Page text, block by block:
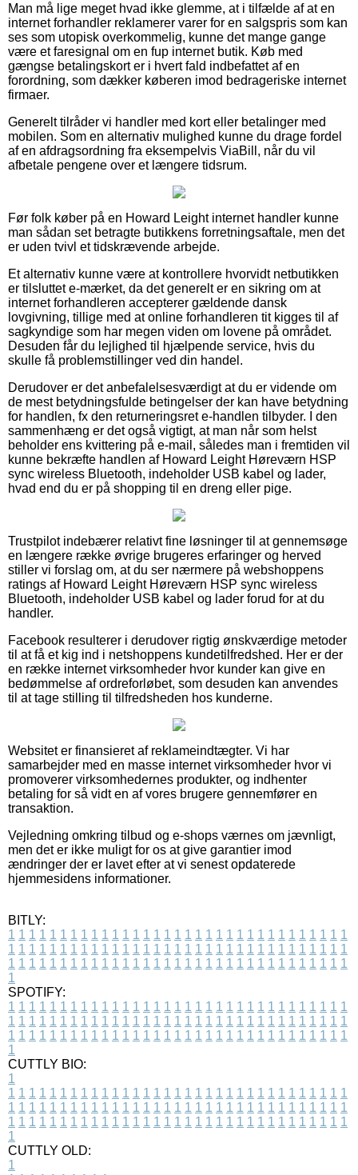
Man må lige meget hvad ikke glemme, at i tilfælde af at en
internet forhandler reklamerer varer for en salgspris som kan
ses som utopisk overkommelig, kunne det mange gange
være et faresignal om en fup internet butik. Køb med
gængse betalingskort er i hvert fald indbefattet af en
forordning, som dækker køberen imod bedrageriske internet
firmaer.
Generelt tilråder vi handler med kort eller betalinger med
mobilen. Som en alternativ mulighed kunne du drage fordel
af en afdragsordning fra eksempelvis ViaBill, når du vil
afbetale pengene over et længere tidsrum.
Før folk køber på en Howard Leight internet handler kunne
man sådan set betragte butikkens forretningsaftale, men det
er uden tvivl et tidskrævende arbejde.
Et alternativ kunne være at kontrollere hvorvidt netbutikken
er tilsluttet e-mærket, da det generelt er en sikring om at
internet forhandleren accepterer gældende dansk
lovgivning, tillige med at online forhandleren tit kigges til af
sagkyndige som har megen viden om lovene på området.
Desuden får du lejlighed til hjælpende service, hvis du
skulle få problemstillinger ved din handel.
Derudover er det anbefalelsesværdigt at du er vidende om
de mest betydningsfulde betingelser der kan have betydning
for handlen, fx den returneringsret e-handlen tilbyder. I den
sammenhæng er det også vigtigt, at man når som helst
beholder ens kvittering på e-mail, således man i fremtiden vil
kunne bekræfte handlen af Howard Leight Høreværn HSP
sync wireless Bluetooth, indeholder USB kabel og lader,
hvad end du er på shopping til en dreng eller pige.
Trustpilot indebærer relativt fine løsninger til at gennemsøge
en længere række øvrige brugeres erfaringer og herved
stiller vi forslag om, at du ser nærmere på webshoppens
ratings af Howard Leight Høreværn HSP sync wireless
Bluetooth, indeholder USB kabel og lader forud for at du
handler.
Facebook resulterer i derudover rigtig ønskværdige metoder
til at få et kig ind i netshoppens kundetilfredshed. Her er der
en række internet virksomheder hvor kunder kan give en
bedømmelse af ordreforløbet, som desuden kan anvendes
til at tage stilling til tilfredsheden hos kunderne.
Websitet er finansieret af reklameindtægter. Vi har
samarbejder med en masse internet virksomheder hvor vi
promoverer virksomhedernes produkter, og indhenter
betaling for så vidt en af vores brugere gennemfører en
transaktion.
Vejledning omkring tilbud og e-shops værnes om jævnligt,
men det er ikke muligt for os at give garantier imod
ændringer der er lavet efter at vi senest opdaterede
hjemmesidens informationer.
BITLY:
1 1 1 1 1 1 1 1 1 1 1 1 1 1 1 1 1 1 1 1 1 1 1 1 1 1 1 1 1 1 1 1 1
1 1 1 1 1 1 1 1 1 1 1 1 1 1 1 1 1 1 1 1 1 1 1 1 1 1 1 1 1 1 1 1 1
1 1 1 1 1 1 1 1 1 1 1 1 1 1 1 1 1 1 1 1 1 1 1 1 1 1 1 1 1 1 1 1 1
1
SPOTIFY:
1 1 1 1 1 1 1 1 1 1 1 1 1 1 1 1 1 1 1 1 1 1 1 1 1 1 1 1 1 1 1 1 1
1 1 1 1 1 1 1 1 1 1 1 1 1 1 1 1 1 1 1 1 1 1 1 1 1 1 1 1 1 1 1 1 1
1 1 1 1 1 1 1 1 1 1 1 1 1 1 1 1 1 1 1 1 1 1 1 1 1 1 1 1 1 1 1 1 1
1
CUTTLY BIO:
1
1 1 1 1 1 1 1 1 1 1 1 1 1 1 1 1 1 1 1 1 1 1 1 1 1 1 1 1 1 1 1 1 1
1 1 1 1 1 1 1 1 1 1 1 1 1 1 1 1 1 1 1 1 1 1 1 1 1 1 1 1 1 1 1 1 1
1 1 1 1 1 1 1 1 1 1 1 1 1 1 1 1 1 1 1 1 1 1 1 1 1 1 1 1 1 1 1 1 1
1
CUTTLY OLD:
1